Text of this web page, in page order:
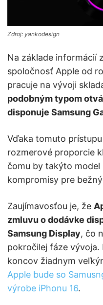
Zdroj: yankodesign
Na základe informácií
spoločnosť Apple od
pracuje na vývoji
podobným typom
disponuje Samsung
Vďaka tomuto
rozmerové proporcie
čomu by takýto model
kompromisy pre
Zaujímavosťou je, že
zmluvu o dodávke
Samsung Display, čo
pokročilej fáze
koncov žiadnym
Apple bude so
výrobe iPhonu 16.